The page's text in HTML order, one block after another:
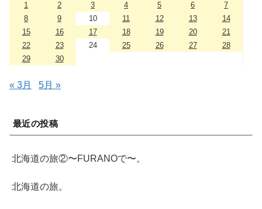
1
2 3 4 5 6
7
8
9 10 11 12 13
14
15
16 17 18 19 20
21
22
23 24 25 26 27
28
29
30
« 3月 5月 »
最近の投稿
北海道の旅②〜FURANOで〜。
北海道の旅。